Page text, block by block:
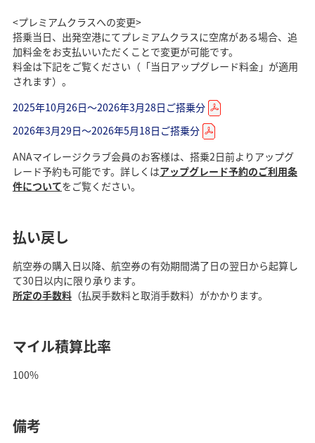
<プレミアムクラスへの変更>
搭乗当日、出発空港にてプレミアムクラスに空席がある場合、追
加料金をお支払いいただくことで変更が可能です。
料金は下記をご覧ください（「当日アップグレード料金」が適用
されます）。
2025年10月26日～2026年3月28日ご搭乗分
2026年3月29日～2026年5月18日ご搭乗分
ANAマイレージクラブ会員のお客様は、搭乗2日前よりアップグ
レード予約も可能です。詳しくはアップグレード予約のご利用条
件についてをご覧ください。
払い戻し
航空券の購入日以降、航空券の有効期間満了日の翌日から起算し
て30日以内に限り承ります。
所定の手数料（払戻手数料と取消手数料）がかかります。
マイル積算比率
100%
備考